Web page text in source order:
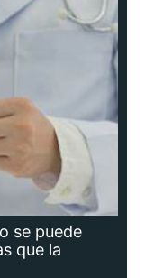
se puede
que la